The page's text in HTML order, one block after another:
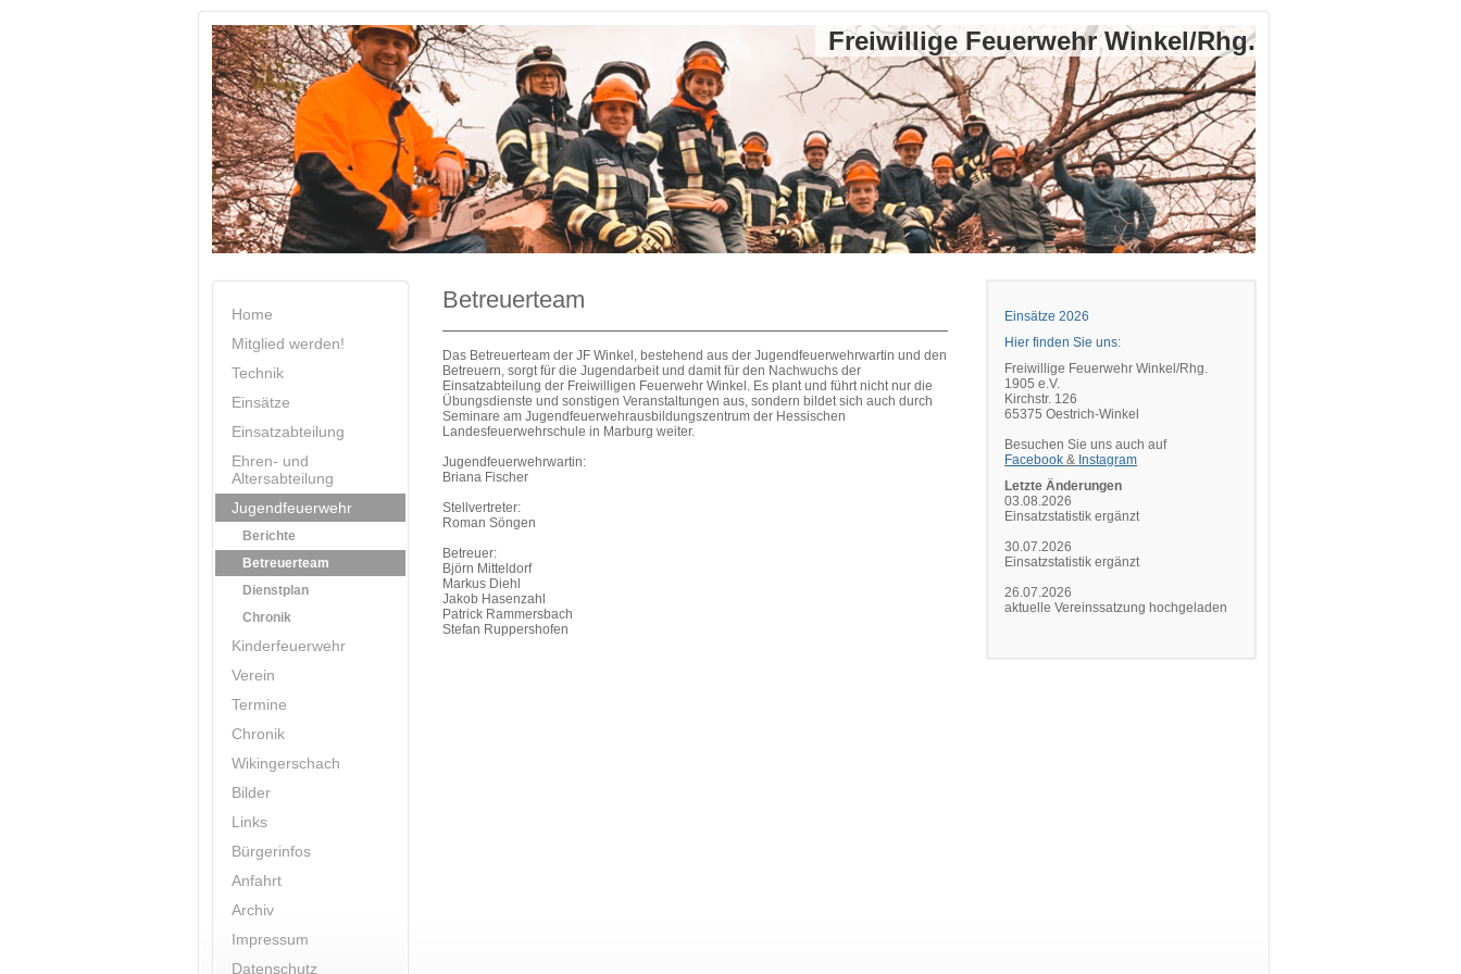
Freiwillige Feuerwehr Winkel/Rhg.
Home
Mitglied werden!
Technik
Einsätze
Einsatzabteilung
Ehren- und
Altersabteilung
Jugendfeuerwehr
Berichte
Betreuerteam
Dienstplan
Chronik
Kinderfeuerwehr
Verein
Termine
Chronik
Wikingerschach
Bilder
Links
Bürgerinfos
Anfahrt
Archiv
Impressum
Datenschutz
Betreuerteam
Das Betreuerteam der JF Winkel, bestehend aus der Jugendfeuerwehrwartin und den
Betreuern, sorgt für die Jugendarbeit und damit für den Nachwuchs der
Einsatzabteilung der Freiwilligen Feuerwehr Winkel. Es plant und führt nicht nur die
Übungsdienste und sonstigen Veranstaltungen aus, sondern bildet sich auch durch
Seminare am Jugendfeuerwehrausbildungszentrum der Hessischen
Landesfeuerwehrschule in Marburg weiter.
Jugendfeuerwehrwartin:
Briana Fischer
Stellvertreter:
Roman Söngen
Betreuer:
Björn Mitteldorf
Markus Diehl
Jakob Hasenzahl
Patrick Rammersbach
Stefan Ruppershofen
Einsätze 2026
Hier finden Sie uns:
Freiwillige Feuerwehr Winkel/Rhg.
1905 e.V.
Kirchstr. 126
65375 Oestrich-Winkel
Besuchen Sie uns auch auf
Facebook & Instagram
Letzte Änderungen
03.08.2026
Einsatzstatistik ergänzt
30.07.2026
Einsatzstatistik ergänzt
26.07.2026
aktuelle Vereinssatzung hochgeladen